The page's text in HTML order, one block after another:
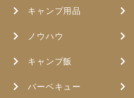
キャンプ用品
ノウハウ
キャンプ飯
バーベキュー